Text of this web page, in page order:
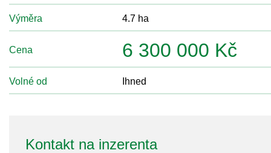
Výměra 4.7 ha
Cena 6 300 000 Kč
Volné od Ihned
Kontakt na inzerenta